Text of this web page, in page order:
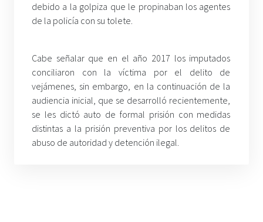
debido a la golpiza que le propinaban los agentes
de la policía con su tolete.
Cabe señalar que en el año 2017 los imputados
conciliaron con la víctima por el delito de
vejámenes, sin embargo, en la continuación de la
audiencia inicial, que se desarrolló recientemente,
se les dictó auto de formal prisión con medidas
distintas a la prisión preventiva por los delitos de
abuso de autoridad y detención ilegal.